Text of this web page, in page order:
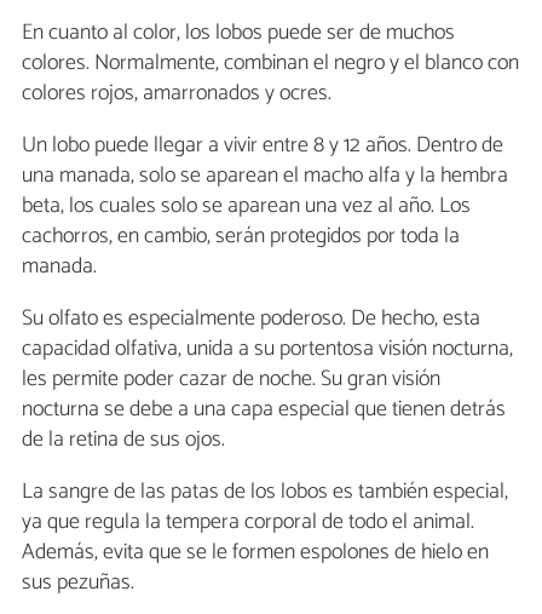
En cuanto al color, los lobos puede ser de muchos
colores. Normalmente, combinan el negro y el blanco con
colores rojos, amarronados y ocres.
Un lobo puede llegar a vivir entre 8 y 12 años. Dentro de
una manada, solo se aparean el macho alfa y la hembra
beta, los cuales solo se aparean una vez al año. Los
cachorros, en cambio, serán protegidos por toda la
manada.
Su olfato es especialmente poderoso. De hecho, esta
capacidad olfativa, unida a su portentosa visión nocturna,
les permite poder cazar de noche. Su gran visión
nocturna se debe a una capa especial que tienen detrás
de la retina de sus ojos.
La sangre de las patas de los lobos es también especial,
ya que regula la tempera corporal de todo el animal.
Además, evita que se le formen espolones de hielo en
sus pezuñas.